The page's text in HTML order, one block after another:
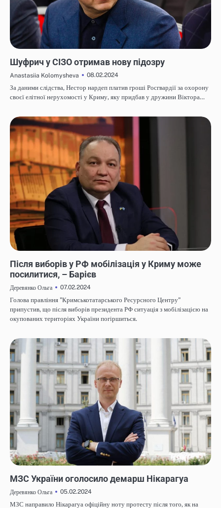
Шуфрич у СІЗО отримав нову підозру
Anastasiia Kolomysheva
08.02.2024
За даними слідства, Нестор нардеп платив гроші Росгвардії за охорону
своєї елітної нерухомості у Криму, яку придбав у дружини Віктора…
Після виборів у РФ мобілізація у Криму може
посилитися, – Барієв
Деревянко Ольга
07.02.2024
Голова правління "Кримськотатарського Ресурсного Центру"
припустив, що після виборів президента РФ ситуація з мобілізацією на
окупованих територіях України погіршиться.
МЗС України оголосило демарш Нікарагуа
Деревянко Ольга
05.02.2024
МЗС направило Нікарагуа офіційну ноту протесту після того, як на